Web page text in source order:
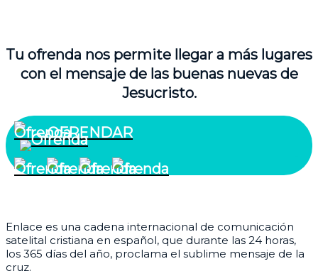
Tu ofrenda nos permite llegar a más lugares
con el mensaje de las buenas nuevas de
Jesucristo.
OFRENDAR
Enlace es una cadena internacional de comunicación
satelital cristiana en español, que durante las 24 horas,
los 365 días del año, proclama el sublime mensaje de la
cruz.